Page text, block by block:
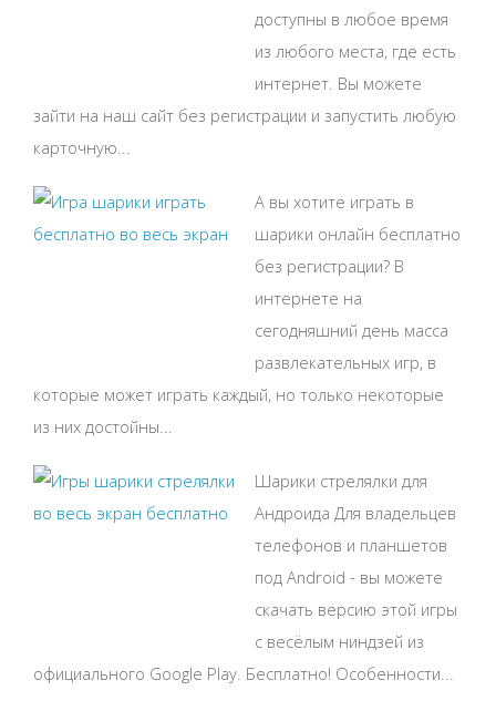
доступны в любое время
из любого места, где есть
интернет. Вы можете
зайти на наш сайт без регистрации и запустить любую
карточную...
А вы хотите играть в
шарики онлайн бесплатно
без регистрации? В
интернете на
сегодняшний день масса
развлекательных игр, в
которые может играть каждый, но только некоторые
из них достойны...
Шарики стрелялки для
Андроида Для владельцев
телефонов и планшетов
под Android - вы можете
скачать версию этой игры
с весёлым ниндзей из
официального Google Play. Бесплатно! Особенности...